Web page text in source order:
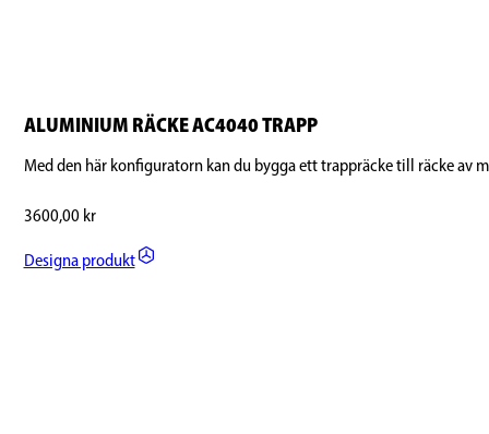
ALUMINIUM RÄCKE AC4040 TRAPP
Med den här konfiguratorn kan du bygga ett trappräcke till räcke av
3600,00 kr
Designa produkt